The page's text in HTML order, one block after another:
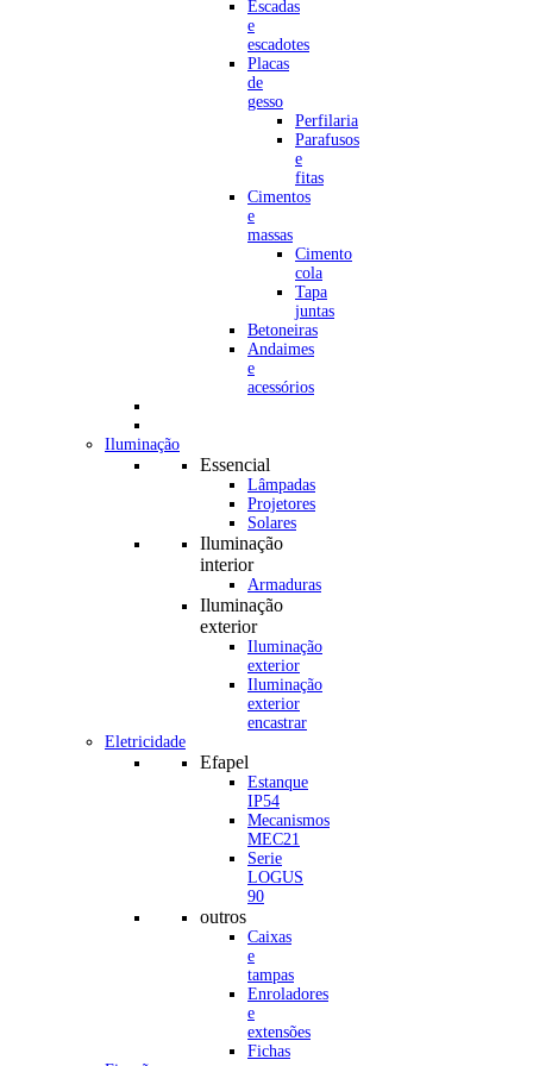
Escadas
e
escadotes
Placas
de
gesso
Perfilaria
Parafusos
e
fitas
Cimentos
e
massas
Cimento
cola
Tapa
juntas
Betoneiras
Andaimes
e
acessórios
Iluminação
Essencial
Lâmpadas
Projetores
Solares
Iluminação
interior
Armaduras
Iluminação
exterior
Iluminação
exterior
Iluminação
exterior
encastrar
Eletricidade
Efapel
Estanque
IP54
Mecanismos
MEC21
Serie
LOGUS
90
outros
Caixas
e
tampas
Enroladores
e
extensões
Fichas